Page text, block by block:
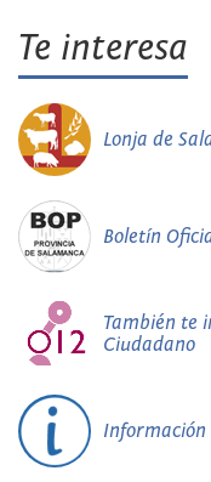
Te interesa
Lonja de
Boletín
También te
Ciudadano
Información